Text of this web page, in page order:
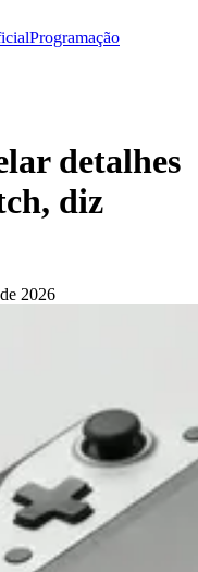
Programação
detalhes
diz
2026